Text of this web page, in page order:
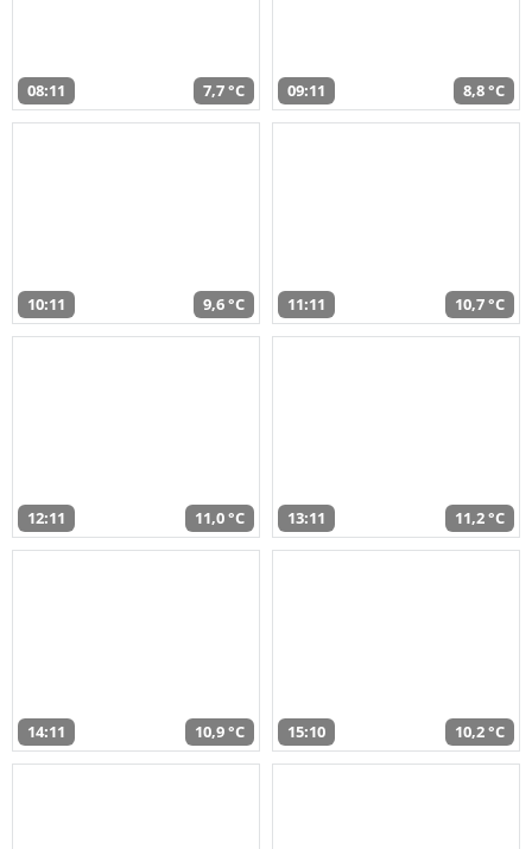
08:11 7,7 °C 09:11 8,8 °C
10:11 9,6 °C 11:11 10,7 °C
12:11 11,0 °C 13:11 11,2 °C
14:11 10,9 °C 15:10 10,2 °C